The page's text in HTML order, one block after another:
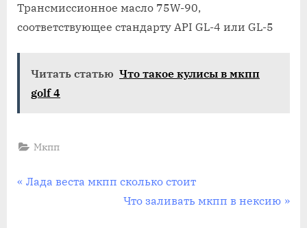
масло
мкпп
Трансмиссионное масло 75W-90,
соответствующее стандарту API GL-4 или GL-5
Читать статью Что такое кулисы в мкпп
golf 4
Мкпп
Навигация
P
Лада веста мкпп сколько стоит
N
Что заливать мкпп в нексию